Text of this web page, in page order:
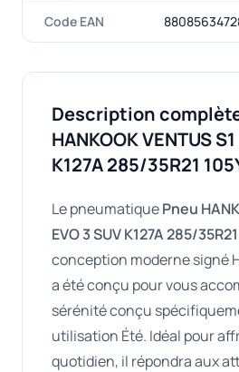
Code EAN
Description
HANKOOK VENTUS
K127A 285/35R21
Le pneumatiquePneu
EVO 3 SUV K127A 285/
conception moderne signé
a été conçu pour vous
sérénité conçu
utilisation Été. Idéal pour
quotidien, il répondra aux